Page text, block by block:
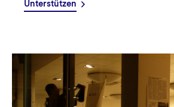
Unterstützen